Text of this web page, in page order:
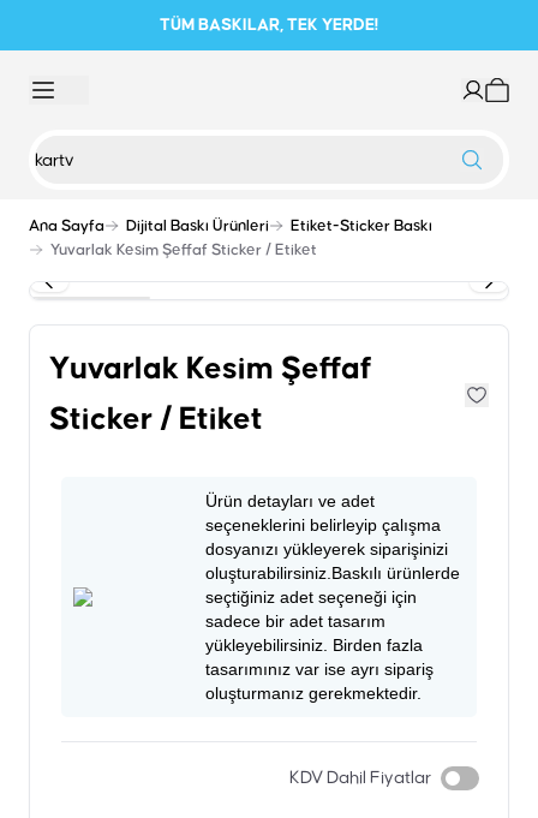
TÜM BASKILAR, TEK YERDE!
Ana Sayfa Dijital Baskı Ürünleri
Etiket-Sticker Baskı
Yuvarlak Kesim Şeffaf Sticker / Etiket
Yuvarlak Kesim Şeffaf
Sticker / Etiket
Ürün detayları ve adet
seçeneklerini belirleyip çalışma
dosyanızı yükleyerek siparişinizi
oluşturabilirsiniz.Baskılı ürünlerde
seçtiğiniz adet seçeneği için
sadece bir adet tasarım
yükleyebilirsiniz. Birden fazla
tasarımınız var ise ayrı sipariş
oluşturmanız gerekmektedir.
KDV Dahil Fiyatlar